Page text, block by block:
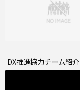
DX推進協力チーム紹介